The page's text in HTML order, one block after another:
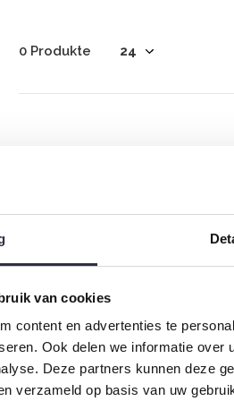
van cookies
content en advertenties te
Ook delen we informatie
Deze partners kunnen deze
verzameld op basis van uw
0 Produkte
mit Liebe gemacht,